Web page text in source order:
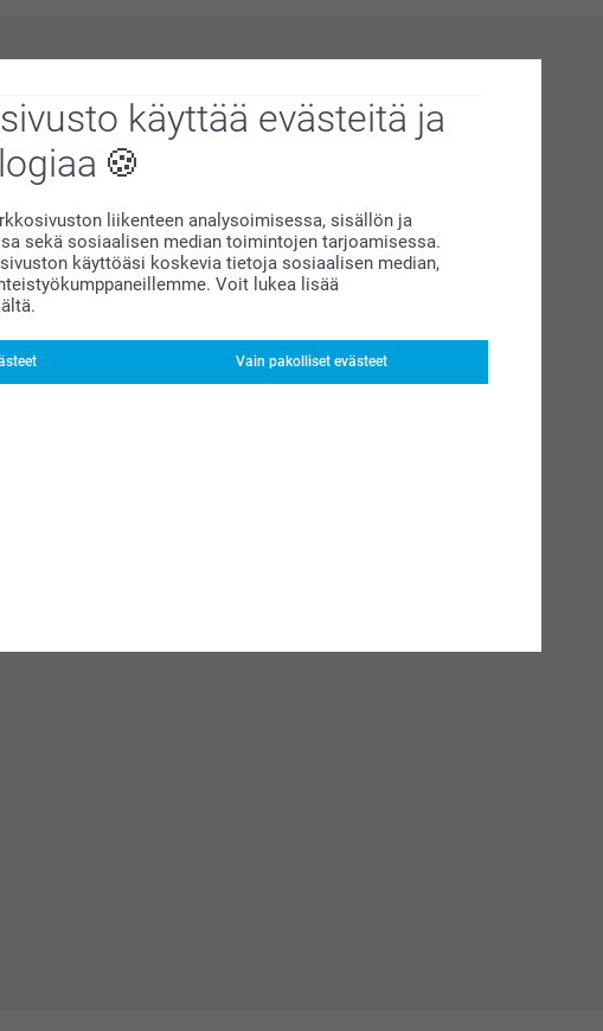
käyttää evästeitä ja
liikenteen analysoimisessa, sisällön ja
sekä sosiaalisen median toimintojen tarjoamisessa.
käyttöäsi koskevia tietoja sosiaalisen median,
Voit lukea lisää
Vain pakolliset evästeet